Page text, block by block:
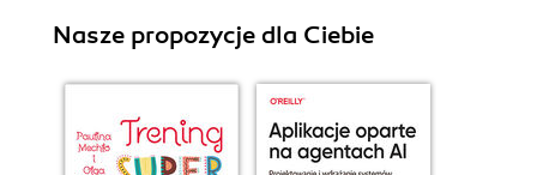
Nasze propozycje dla Ciebie